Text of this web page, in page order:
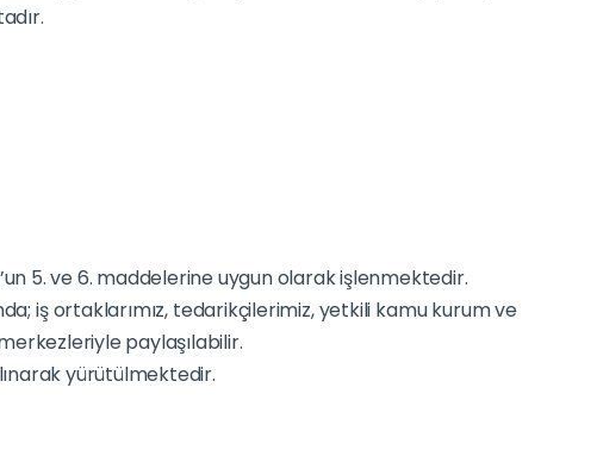
5. ve 6. maddelerine uygun olarak işlenmektedir.
iş ortaklarımız, tedarikçilerimiz, yetkili kamu kurum ve
paylaşılabilir.
yürütülmektedir.